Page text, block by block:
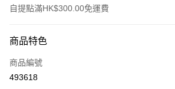
自提點滿HK$300.00免運費
信用卡
Apple Pay
商品特色
商品編號
493618